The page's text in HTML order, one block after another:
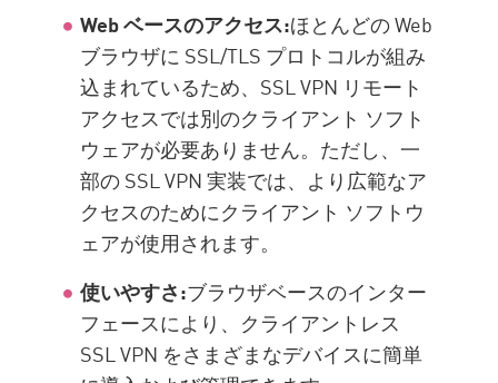
Web ベースのアクセス:ほとんどの Web
ブラウザに SSL/TLS プロトコルが組み
込まれているため、SSL VPN リモート
アクセスでは別のクライアント ソフト
ウェアが必要ありません。ただし、一
部の SSL VPN 実装では、より広範なア
クセスのためにクライアント ソフトウ
ェアが使用されます。
使いやすさ:ブラウザベースのインター
フェースにより、クライアントレス
SSL VPN をさまざまなデバイスに簡単